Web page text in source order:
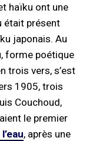
haïku ont une
était présent
japonais. Au
forme poétique
trois vers, s’est
1905, trois
Couchoud,
le premier
, après une